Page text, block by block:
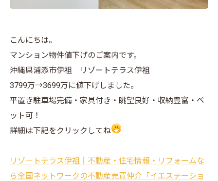
こんにちは。
マンション物件値下げのご案内です。
沖縄県浦添市伊祖 リゾートテラス伊祖
3799万→3699万に値下げしました。
平置き駐車場完備・家具付き・眺望良好・収納豊富・ペ
ット可！
詳細は下記をクリックしてね
リゾ－トテラス伊祖｜不動産・住宅情報・リフォームな
ら全国ネットワークの不動産売買仲介「イエステーショ